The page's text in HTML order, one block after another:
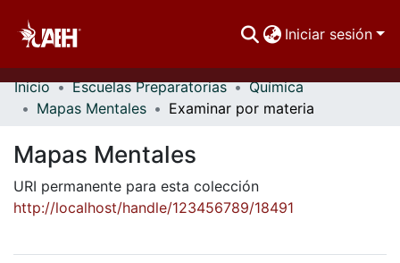
Iniciar sesión
Comunidades
Estadísticas
Inicio Escuelas Preparatorias
Química
Mapas Mentales
Examinar por materia
Mapas Mentales
URI permanente para esta colección
http://localhost/handle/123456789/18491